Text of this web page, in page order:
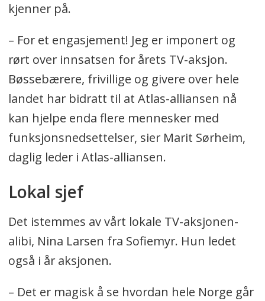
kjenner på.
– For et engasjement! Jeg er imponert og
rørt over innsatsen for årets TV-aksjon.
Bøssebærere, frivillige og givere over hele
landet har bidratt til at Atlas-alliansen nå
kan hjelpe enda flere mennesker med
funksjonsnedsettelser, sier Marit Sørheim,
daglig leder i Atlas-alliansen.
Lokal sjef
Det istemmes av vårt lokale TV-aksjonen-
alibi, Nina Larsen fra Sofiemyr. Hun ledet
også i år aksjonen.
– Det er magisk å se hvordan hele Norge går